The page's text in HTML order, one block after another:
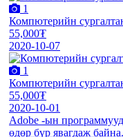
1
Компютерийн
55,000₮
2020-10-07
1
Компютерийн
55,000₮
2020-10-01
Adobe -ын
өдөр бүр явагдаж байна.